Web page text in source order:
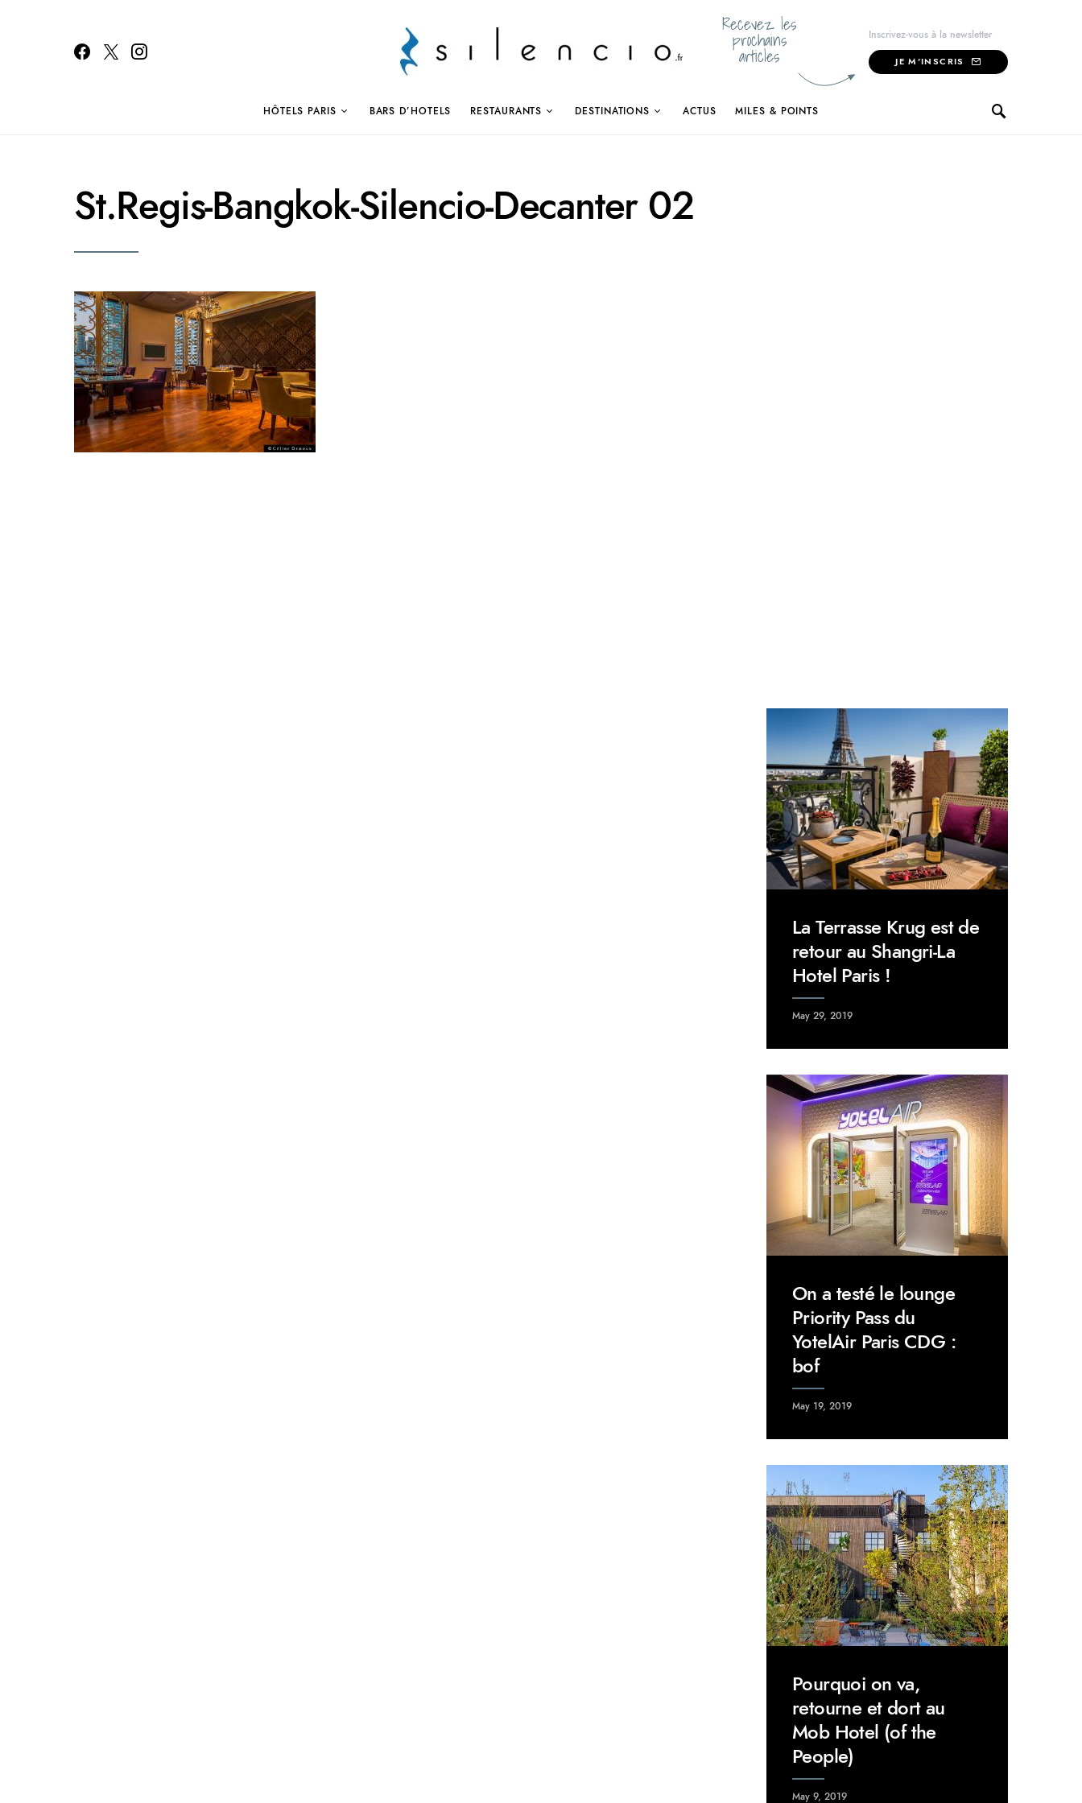
Recevez les
prochains
articles
Inscrivez-vous à la newsletter
JE M'INSCRIS
HÔTELS PARIS BARS D’HOTELS RESTAURANTS DESTINATIONS ACTUS MILES & POINTS
St.Regis-Bangkok-Silencio-Decanter 02
La Terrasse Krug est de
retour au Shangri-La
Hotel Paris !
May 29, 2019
On a testé le lounge
Priority Pass du
YotelAir Paris CDG :
bof
May 19, 2019
Pourquoi on va,
retourne et dort au
Mob Hotel (of the
People)
May 9, 2019